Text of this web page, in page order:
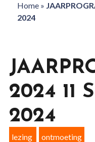
Home»
2024
2024 11
2024
lezing ontmoeting